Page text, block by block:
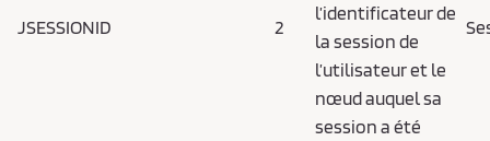
JSESSIONID 2
l’identificateur de
la session de
l’utilisateur et le
nœud auquel sa
session a été